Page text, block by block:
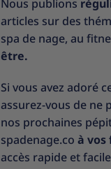
Nous publions
articles sur des
spa de nage, au
être.
Si vous avez adoré
assurez-vous de ne
nos prochaines
spadenage.co à vos
accès rapide et